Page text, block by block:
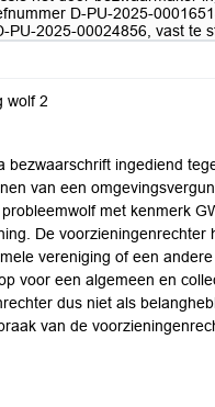
D-PU-2025-
2025-00024856, vast
wolf 2
ingediend
van een
met kenmerk
De voorzieningenrechter
vereniging of een
voor een algemeen en
dus niet als
van de